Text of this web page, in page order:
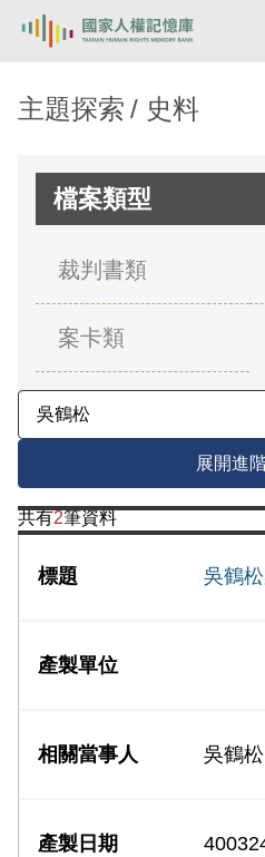
新生訓導處
關於我們
意見信箱
主題探索 史料
檔案類型
裁判書類
案卡類
展開進
共有2筆資料
吳鶴
吳鶴松